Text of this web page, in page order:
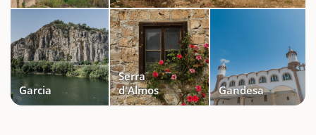
Garcia
Serra
d'Almos
Gandesa